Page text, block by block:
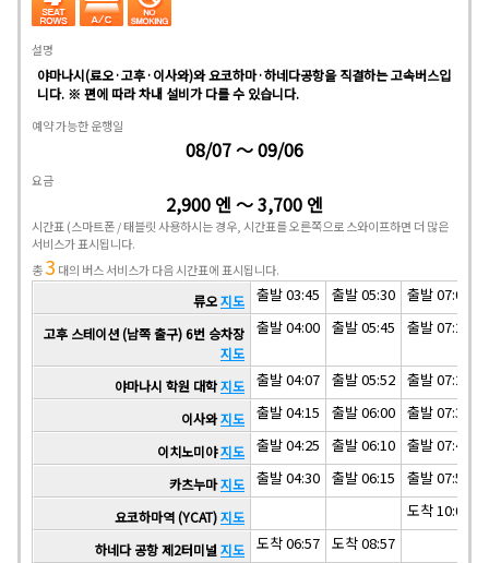
설명
야마나시(료오·고후·이사와)와 요코하마·하네다공항을 직결하는 고속버스입
니다. ※ 편에 따라 차내 설비가 다를 수 있습니다.
예약 가능한 운행일
08/07 ～ 09/06
요금
2,900 엔 ～ 3,700 엔
시간표(스마트폰 / 태블릿 사용하시는 경우, 시간표를 오른쪽으로 스와이프하면 더 많은
서비스가 표시됩니다.
총3 대의 버스 서비스가 다음 시간표에 표시됩니다.
류오지도 출발 03:45 출발 05:30 출발 07:05
고후 스테이션 (남쪽 출구) 6번 승차장
지도
출발 04:00 출발 05:45 출발 07:20
야마나시 학원 대학지도 출발 04:07 출발 05:52 출발 07:27
이사와지도 출발 04:15 출발 06:00 출발 07:35
이치노미야지도 출발 04:25 출발 06:10 출발 07:45
카츠누마지도 출발 04:30 출발 06:15 출발 07:50
요코하마역 (YCAT)지도 도착 10:00
하네다 공항 제2터미널 지도 도착 06:57 도착 08:57